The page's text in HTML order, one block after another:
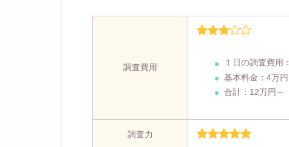
調査費用 １日の調査費用：
基本料金：4万円
合計：12万円～
調査力